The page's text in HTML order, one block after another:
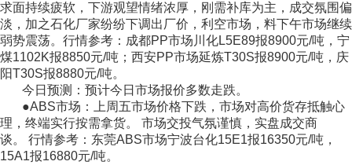
求面持续疲软，下游观望情绪浓厚，刚需补库为主，成交氛围偏
淡，加之石化厂家纷纷下调出厂价，利空市场，料下午市场继续
弱势震荡。行情参考：成都PP市场川化L5E89报8900元/吨，宁
煤1102K报8850元/吨；西安PP市场延炼T30S报8900元/吨，庆
阳T30S报8880元/吨。
今日预测：预计今日市场报价多数走跌。
●ABS市场：上周五市场价格下跌，市场对高价货存抵触心
理，终端实行按需拿货。 市场交投气氛谨慎，实盘成交商
谈。 行情参考：东莞ABS市场宁波台化15E1报16350元/吨，
15A1报16880元/吨。